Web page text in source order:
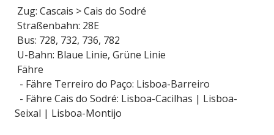
Zug: Cascais > Cais do Sodré
Straßenbahn: 28E
Bus: 728, 732, 736, 782
U-Bahn: Blaue Linie, Grüne Linie
Fähre
- Fähre Terreiro do Paço: Lisboa-Barreiro
- Fähre Cais do Sodré: Lisboa-Cacilhas | Lisboa-
Seixal | Lisboa-Montijo